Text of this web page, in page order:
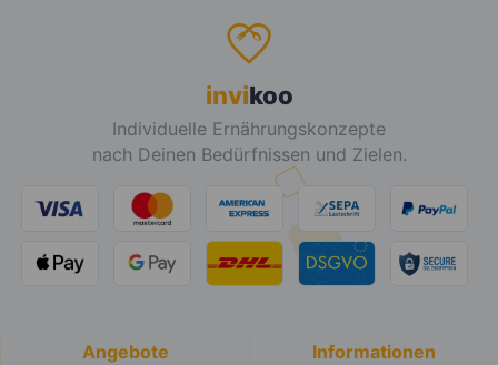
invikoo
Individuelle Ernährungskonzepte
nach Deinen Bedürfnissen und Zielen.
Angebote
Informationen